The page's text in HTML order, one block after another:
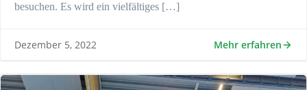
besuchen. Es wird ein vielfältiges […]
Dezember 5, 2022 Mehr erfahren